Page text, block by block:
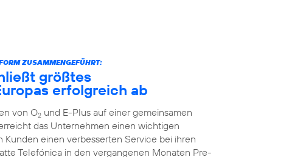
ZUSAMMENGEFÜHRT:
größtes
erfolgreich ab
von O2 und E-Plus auf einer gemeinsamen
das Unternehmen einen wichtigen
einen verbesserten Service bei ihren
Telefónica in den vergangenen Monaten Pre-